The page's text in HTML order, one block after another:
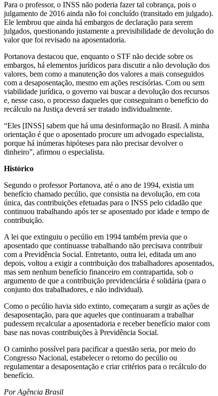
Para o professor, o INSS não poderia fazer tal cobrança, pois o
julgamento de 2016 ainda não foi concluído (transitado em julgado).
Ele lembrou que ainda há embargos de declaração para serem
julgados, questionando justamente a previsibilidade de devolução do
valor que foi revisado na aposentadoria.
Portanova destacou que, enquanto o STF não decide sobre os
embargos, há elementos jurídicos para discutir a não devolução dos
valores, bem como a manutenção dos valores a mais conseguidos
com a desaposentação, mesmo em ações rescisórias. Com ou sem
viabilidade jurídica, o governo vai buscar a devolução dos recursos
e, nesse caso, o processo daqueles que conseguiram o benefício do
recálculo na Justiça deverá ser tratado individualmente.
“Eles [INSS] sabem que há uma desinformação no Brasil. A minha
orientação é que o aposentado procure um advogado especialista,
porque há inúmeras hipóteses para não precisar devolver o
dinheiro”, afirmou o especialista.
Histórico
Segundo o professor Portanova, até o ano de 1994, existia um
benefício chamado pecúlio, que consistia na devolução, em cota
única, das contribuições efetuadas para o INSS pelo cidadão que
continuou trabalhando após ter se aposentado por idade e tempo de
contribuição.
A lei que extinguiu o pecúlio em 1994 também previa que o
aposentado que continuasse trabalhando não precisava contribuir
com a Previdência Social. Entretanto, outra lei, editada um ano
depois, voltou a exigir a contribuição dos trabalhadores aposentados,
mas sem nenhum benefício financeiro em contrapartida, sob o
argumento de que a contribuição previdenciária é solidária (para o
conjunto dos trabalhadores, e não individual).
Como o pecúlio havia sido extinto, começaram a surgir as ações de
desaposentação, para que aqueles que continuaram a trabalhar
pudessem recalcular a aposentadoria e receber benefício maior com
base nas novas contribuições à Previdência Social.
O caminho possível para pacificar a questão seria, por meio do
Congresso Nacional, estabelecer o retorno do pecúlio ou
regulamentar a desaposentação e criar critérios para o recálculo do
benefício.
Por Agência Brasil